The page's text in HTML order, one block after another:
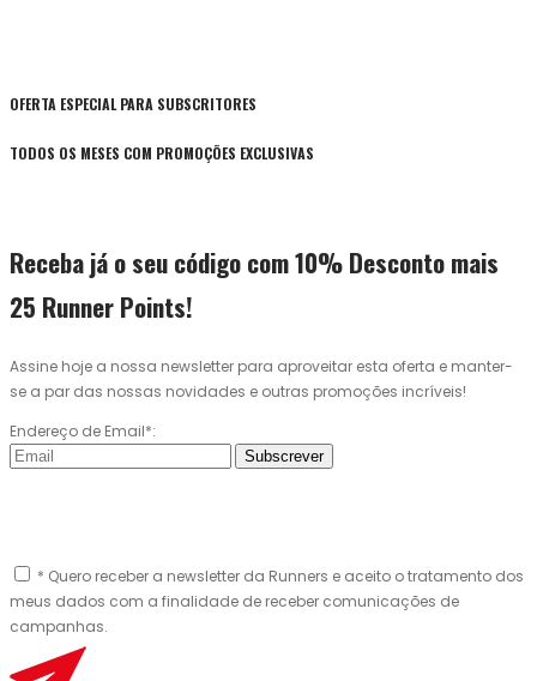
OFERTA ESPECIAL PARA SUBSCRITORES
TODOS OS MESES COM PROMOÇÕES EXCLUSIVAS
Receba já o seu código com 10% Desconto mais
25 Runner Points!
Assine hoje a nossa newsletter para aproveitar esta oferta e manter-
se a par das nossas novidades e outras promoções incríveis!
Endereço de Email*:
Subscrever
* Quero receber a newsletter da Runners e aceito o tratamento dos
meus dados com a finalidade de receber comunicações de
campanhas.